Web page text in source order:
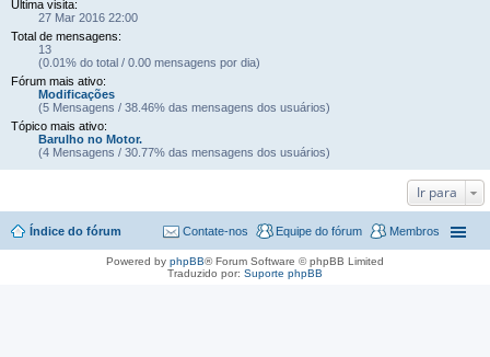
Última visita:
27 Mar 2016 22:00
Total de mensagens:
13
(0.01% do total / 0.00 mensagens por dia)
Fórum mais ativo:
Modificações
(5 Mensagens / 38.46% das mensagens dos usuários)
Tópico mais ativo:
Barulho no Motor.
(4 Mensagens / 30.77% das mensagens dos usuários)
Ir para
Índice do fórum Membros
Equipe do fórum
Contate-nos
Powered by phpBB® Forum Software © phpBB Limited
Traduzido por: Suporte phpBB